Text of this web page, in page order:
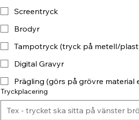
Screentryck
Brodyr
Tampotryck (tryck på metell/
Digital Gravyr
Prägling (görs på grövre material
Tryckplacering